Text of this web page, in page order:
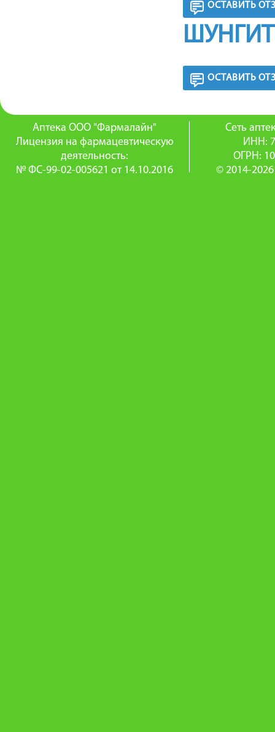
ОСТАВИТЬ
ОСТАВИТЬ
Аптека ООО "Фармалайн"
Лицензия на фармацевтическую
деятельность:
№ ФС-99-02-005621 от 14.10.2016
Сеть
ИНН:
ОГРН:
© 2014-